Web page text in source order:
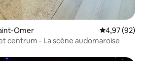
Omer Gemiddelde
4,97 (92)
centrum - La scène audomaroise